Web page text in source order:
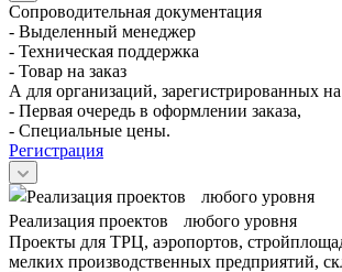
Сопроводительная документация
- Выделенный менеджер
- Техническая поддержка
- Товар на заказ
А для организаций, зарегистрированных на
- Первая очередь в оформлении заказа,
- Специальные цены.
Регистрация
Реализация проектов любого уровня
Проекты для ТРЦ, аэропортов,
мелких производственных предприятий,